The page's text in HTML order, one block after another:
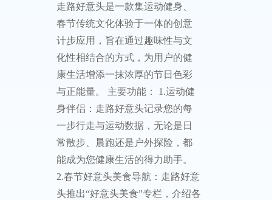
走路好意头是一款集运动健身、
春节传统文化体验于一体的创意
计步应用，旨在通过趣味性与文
化性相结合的方式，为用户的健
康生活增添一抹浓厚的节日色彩
与正能量。 主要功能： 1.运动健
身伴侣：走路好意头记录您的每
一步行走与运动数据，无论是日
常散步、晨跑还是户外探险，都
能成为您健康生活的得力助手。
2.春节好意头美食导航：走路好意
头推出“好意头美食”专栏，介绍各